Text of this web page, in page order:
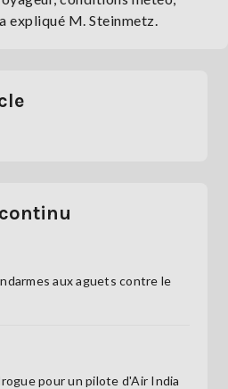
expliqué M. Steinmetz.
aux aguets contre le
pour un pilote d'Air India